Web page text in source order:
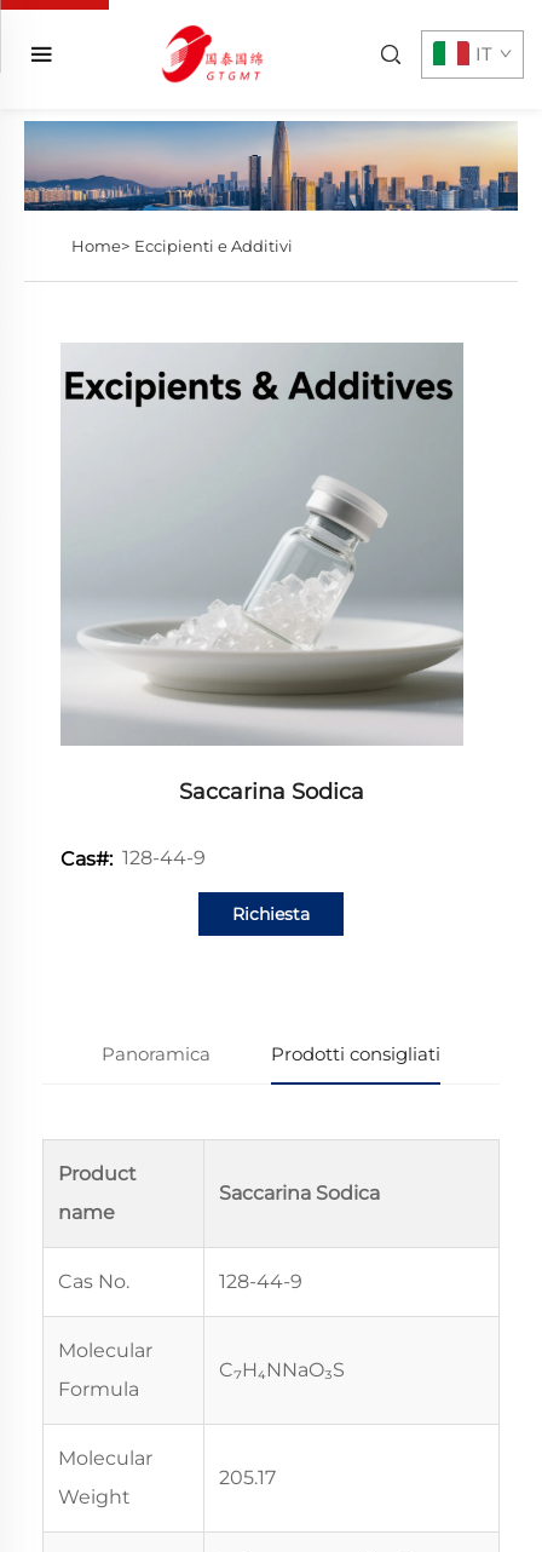
IT
Home> Eccipienti e Additivi
Saccarina Sodica
Cas#: 128-44-9
Richiesta
Panoramica Prodotti consigliati
Product
name
Saccarina Sodica
Cas No. 128-44-9
Molecular
Formula
C₇H₄NNaO₃S
Molecular
Weight
205.17